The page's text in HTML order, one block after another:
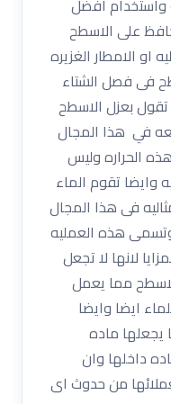
واستخدام افضل
على الاسطح
الامطار الغزيره
فى فصل الشتاء
بعزل الاسطح
في هذا المجال
الحراره وليس
وايضا تقوم الماء
فى هذا المجال
هذه العمليه
لانها لا تجعل
مما يعمل
ايضا وايضا
يجعلها ماده
داخلها وان
من حدوث اى